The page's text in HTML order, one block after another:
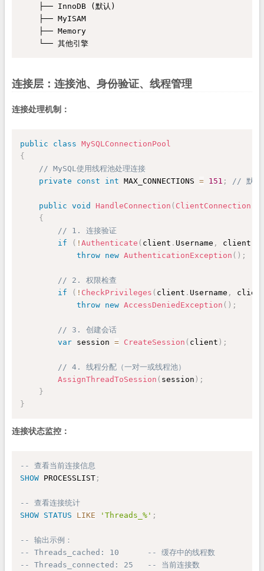
    ├── InnoDB (默认)
    ├── MyISAM
    ├── Memory
连接层：连接池、身份验证、线程管理
连接处理机制：
public class MySQLConnectionPool
{
// MySQL使用线程池处理连接
private
const int MAX_CONNECTIONS = 151 ; // 默认
public void HandleConnection ( ClientConnection
{
// 1. 连接验证
if
( ! Authenticate ( client . Username , client
throw new AuthenticationException ( ) ;
// 2. 权限检查
if
( ! CheckPrivileges ( client . Username ,
throw new AccessDeniedException ( ) ;
// 3. 创建会话
var session = CreateSession ( client ) ;
// 4. 线程分配（一对一或线程池）
AssignThreadToSession ( session ) ;
}
}
连接状态监控：
-- 查看当前连接信息
SHOW PROCESSLIST ;
-- 查看连接统计
SHOW STATUS LIKE 'Threads_%' ;
-- 输出示例：
-- Threads_cached: 10      -- 缓存中的线程数
-- Threads_connected: 25   -- 当前连接数